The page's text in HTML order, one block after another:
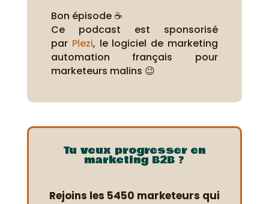
Bon épisode ☕
Ce podcast est sponsorisé
par Plezi, le logiciel de marketing
automation français pour
marketeurs malins 😉
Tu veux progresser en
marketing B2B ?
Rejoins les 5450 marketeurs qui